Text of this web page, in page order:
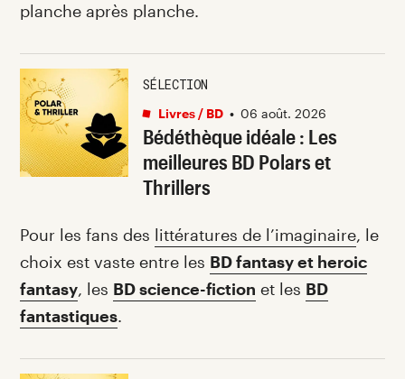
planche après planche.
Bédéthèque idéale : Les
meilleures BD Polars et
Thrillers
SÉLECTION
Livres / BD • 06 août. 2026
Pour les fans des littératures de l’imaginaire, le
choix est vaste entre les BD fantasy et heroic
fantasy, les BD science-fiction et les BD
fantastiques.